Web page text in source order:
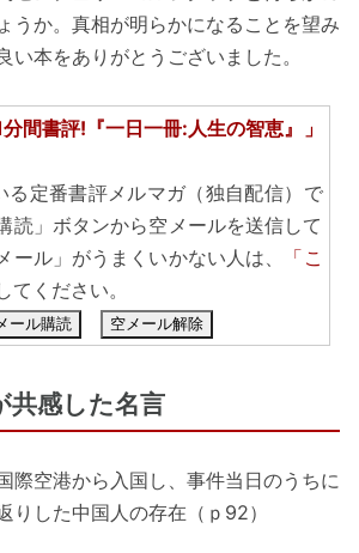
うか。真相が明らかになることを望み
い本をありがとうございました。
間書評!『一日一冊:人生の智恵』」
る定番書評メルマガ（独自配信）で
読」ボタンから空メールを送信して
ール」がうまくいかない人は、
「こ
てください。
ール購読 空メール解除
共感した名言
際空港から入国し、事件当日のうちに
りした中国人の存在（ｐ92）